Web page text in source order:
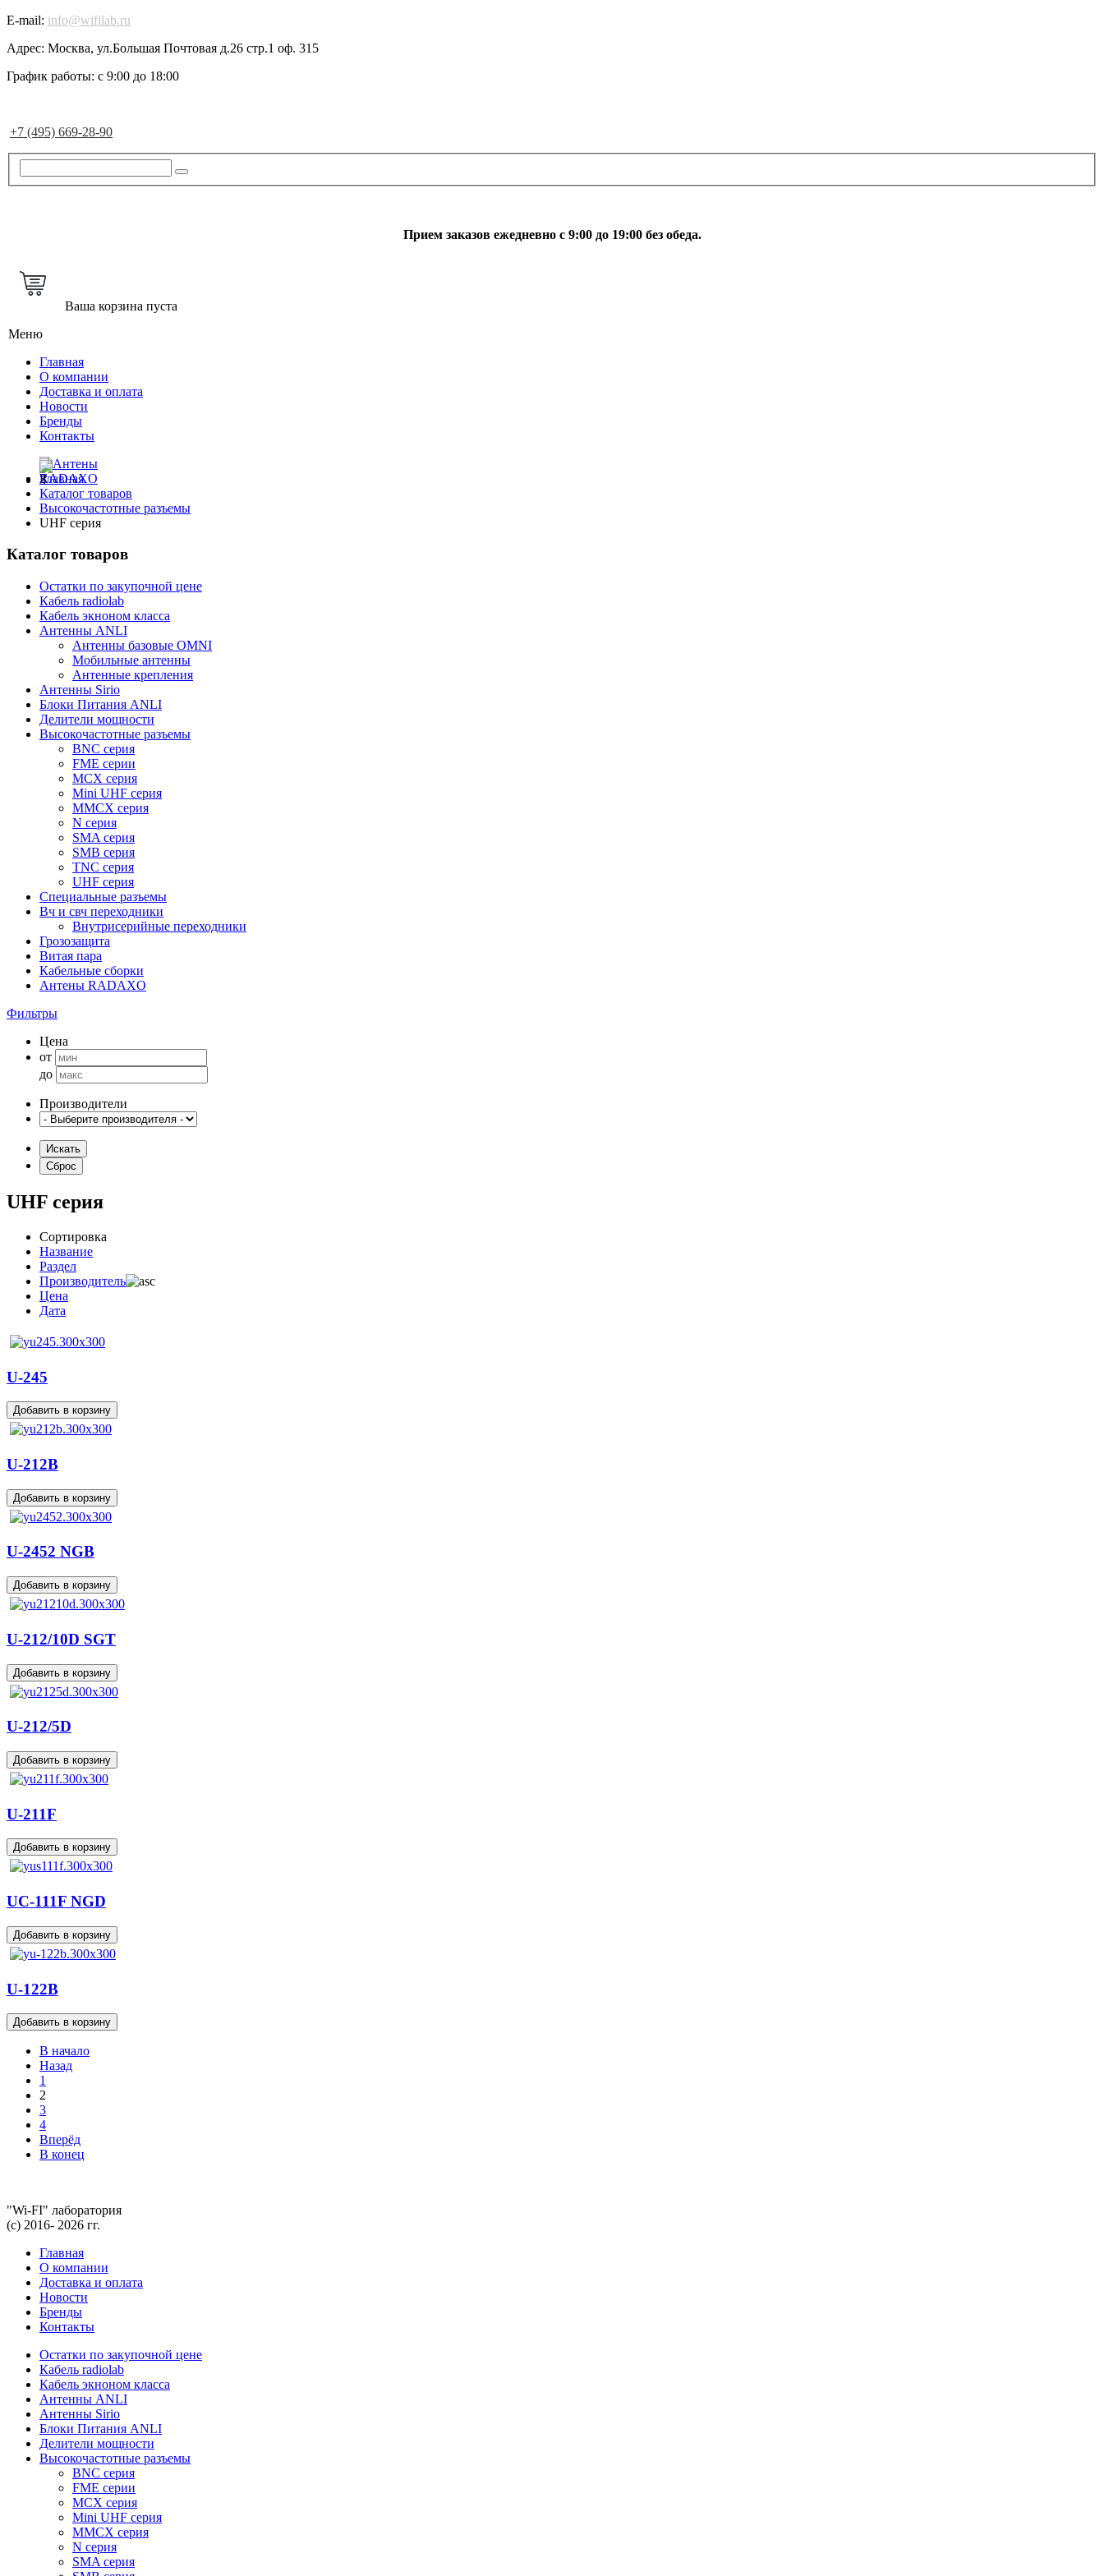
E-mail: info@wifilab.ru
Адрес: Москва, ул.Большая Почтовая д.26 стр.1 оф. 315
График работы: с 9:00 до 18:00
+7 (495) 669-28-90
Прием заказов ежедневно с 9:00 до 19:00 без обеда.
Ваша корзина пуста
Меню
Главная
О компании
Доставка и оплата
Новости
Бренды
Контакты
Главная
Каталог товаров
Высокочастотные разъемы
UHF серия
Каталог товаров
Остатки по закупочной цене
Кабель radiolab
Кабель экноном класса
Антенны ANLI
Антенны базовые OMNI
Мобильные антенны
Антенные крепления
Антенны Sirio
Блоки Питания ANLI
Делители мощности
Высокочастотные разъемы
BNC серия
FME серии
MCX серия
Mini UHF серия
MMCX серия
N серия
SMA серия
SMB серия
TNC серия
UHF серия
Специальные разъемы
Вч и свч переходники
Внутрисерийные переходники
Грозозащита
Витая пара
Кабельные сборки
Антены RADAXO
Фильтры
Цена
от
до
Производители
UHF серия
Сортировка
Название
Раздел
Производитель
Цена
Дата
U-245
U-212B
U-2452 NGB
U-212/10D SGT
U-212/5D
U-211F
UC-111F NGD
U-122B
В начало
Назад
1
2
3
4
Вперёд
В конец
"Wi-FI" лаборатория
(с) 2016- 2026 гг.
Главная
О компании
Доставка и оплата
Новости
Бренды
Контакты
Остатки по закупочной цене
Кабель radiolab
Кабель экноном класса
Антенны ANLI
Антенны Sirio
Блоки Питания ANLI
Делители мощности
Высокочастотные разъемы
BNC серия
FME серии
MCX серия
Mini UHF серия
MMCX серия
N серия
SMA серия